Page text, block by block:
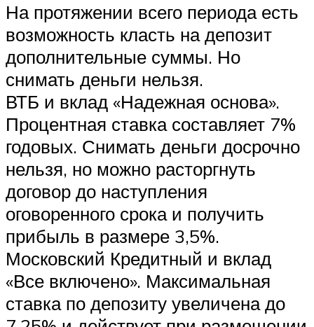
На протяжении всего периода есть
возможность класть на депозит
дополнительные суммы. Но
снимать деньги нельзя.
ВТБ и вклад «Надежная основа».
Процентная ставка составляет 7%
годовых. Снимать деньги досрочно
нельзя, но можно расторгнуть
договор до наступления
оговоренного срока и получить
прибыль в размере 3,5%.
Московский Кредитный и вклад
«Все включено». Максимальная
ставка по депозиту увеличена до